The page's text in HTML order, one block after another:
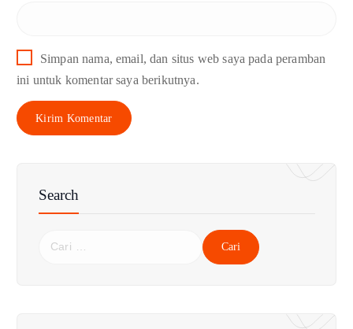
Simpan nama, email, dan situs web saya pada peramban
ini untuk komentar saya berikutnya.
Search